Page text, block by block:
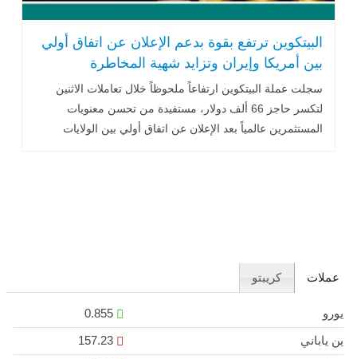
البيتكوين ترتفع بقوة بدعم الإعلان عن اتفاق أولي
بين أمريكا وإيران وتزايد شهية المخاطرة
سجلت عملة البيتكوين ارتفاعاً ملحوظاً خلال تعاملات الاثنين
لتكسر حاجز 66 ألف دولار، مستفيدة من تحسن معنويات
المستثمرين عالمياً بعد الإعلان عن اتفاق أولي بين الولايات
عملات كريبتو
يورو
0.855
ين ياباني
157.23